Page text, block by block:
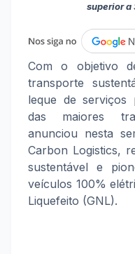
superior a
Com o objetivo
transporte
leque de serviços
das maiores
anunciou nesta
Carbon Logistics,
sustentável e
veículos 100%
Liquefeito (GNL).